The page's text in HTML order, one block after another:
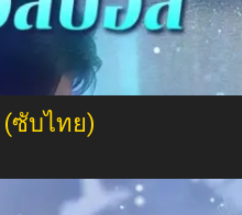
(ซับไทย)